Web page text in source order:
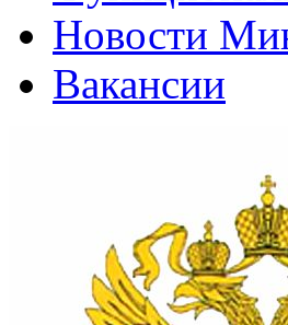
Новости
Вакансии